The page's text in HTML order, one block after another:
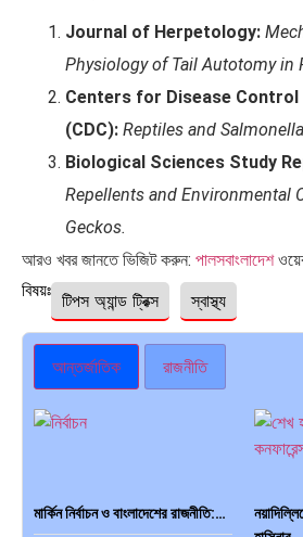
Journal of Herpetology:
Physiology of Tail Autotomy in
Centers for Disease Control
(CDC): Reptiles and
Biological Sciences Study
Repellents and Environmental
Geckos.
আরও খবর জানতে ভিজিট করুন: পালসবাংলাদেশ
বিষয়ঃ টিপস অ্যান্ড ট্রিক্স স্বাস্থ্য
আন্তর্জাতিক রাজনীতি
মার্কিন নির্বাচন ও বাংলাদেশের রাজনীতি:…